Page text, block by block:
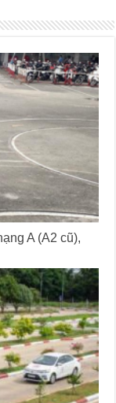
A (A2 cũ),